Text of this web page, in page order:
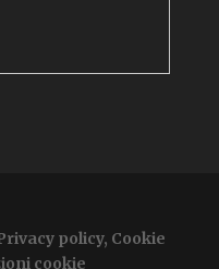
policy, Cookie
cookie